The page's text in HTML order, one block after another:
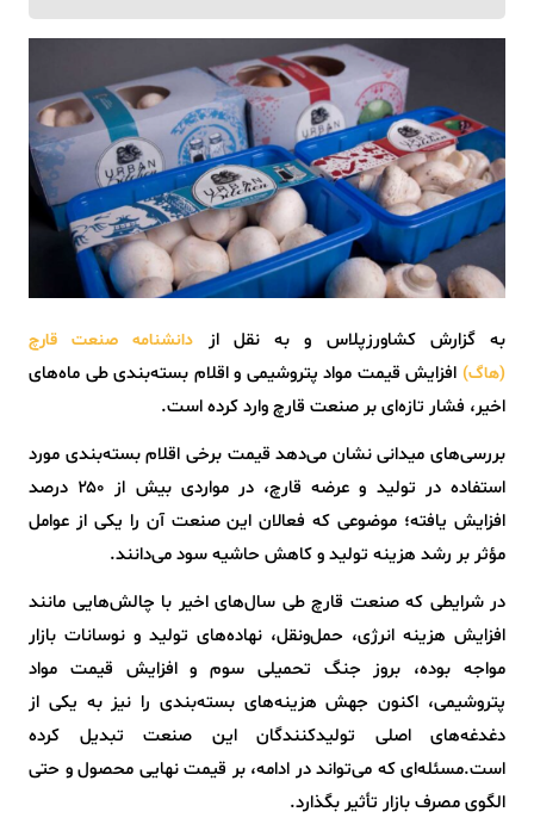
به گزارش کشاورزپلاس و به نقل از دانشنامه صنعت قارچ
(هاگ) افزایش قیمت مواد پتروشیمی و اقلام بسته‌بندی طی ماه‌های
اخیر، فشار تازه‌ای بر صنعت قارچ وارد کرده است.
بررسی‌های میدانی نشان می‌دهد قیمت برخی اقلام بسته‌بندی مورد
استفاده در تولید و عرضه قارچ، در مواردی بیش از ۲۵۰ درصد
افزایش یافته؛ موضوعی که فعالان این صنعت آن را یکی از عوامل
مؤثر بر رشد هزینه تولید و کاهش حاشیه سود می‌دانند.
در شرایطی که صنعت قارچ طی سال‌های اخیر با چالش‌هایی مانند
افزایش هزینه انرژی، حمل‌ونقل، نهاده‌های تولید و نوسانات بازار
مواجه بوده، بروز جنگ تحمیلی سوم و افزایش قیمت مواد
پتروشیمی، اکنون جهش هزینه‌های بسته‌بندی را نیز به یکی از
دغدغه‌های اصلی تولیدکنندگان این صنعت تبدیل کرده
است.مسئله‌ای که می‌تواند در ادامه، بر قیمت نهایی محصول و حتی
الگوی مصرف بازار تأثیر بگذارد.